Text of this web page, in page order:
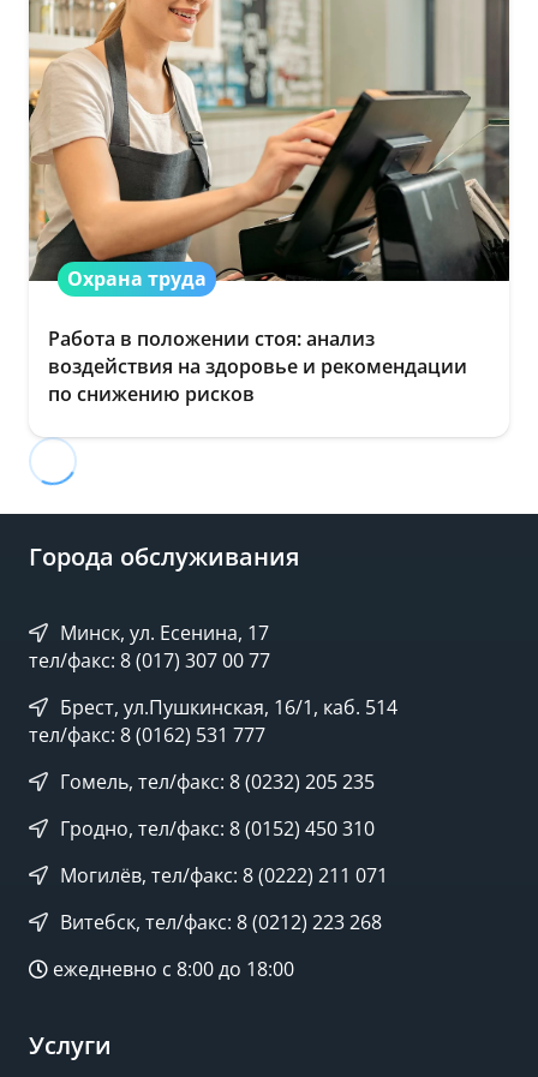
Охрана труда
Работа в положении стоя: анализ
воздействия на здоровье и рекомендации
по снижению рисков
Города обслуживания
Минск, ул. Есенина, 17
тел/факс: 8 (017) 307 00 77
Брест, ул.Пушкинская, 16/1, каб. 514
тел/факс: 8 (0162) 531 777
Гомель, тел/факс: 8 (0232) 205 235
Гродно, тел/факс: 8 (0152) 450 310
Могилёв, тел/факс: 8 (0222) 211 071
Витебск, тел/факс: 8 (0212) 223 268
ежедневно с 8:00 до 18:00
Услуги